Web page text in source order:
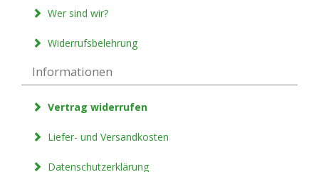
Wer sind wir?
Widerrufsbelehrung
Informationen
Vertrag widerrufen
Liefer- und Versandkosten
Datenschutzerklärung